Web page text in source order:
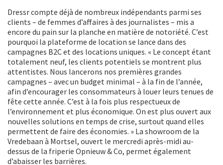
Dressr compte déjà de nombreux indépendants parmi ses
clients – de femmes d’affaires à des journalistes – mis a
encore du pain sur la planche en matière de notoriété. C’est
pourquoi la plateforme de location se lance dans des
campagnes B2C et des locations uniques. « Le concept étant
totalement neuf, les clients potentiels se montrent plus
attentistes. Nous lancerons nos premières grandes
campagnes – avec un budget minimal – à la fin de l’année,
afin d’encourager les consommateurs à louer leurs tenues de
fête cette année. C’est à la fois plus respectueux de
l’environnement et plus économique. On est plus ouvert aux
nouvelles solutions en temps de crise, surtout quand elles
permettent de faire des économies. » La showroom de la
Vredebaan à Mortsel, ouvert le mercredi après-midi au-
dessus de la friperie Opnieuw & Co, permet également
d’abaisser les barrières.